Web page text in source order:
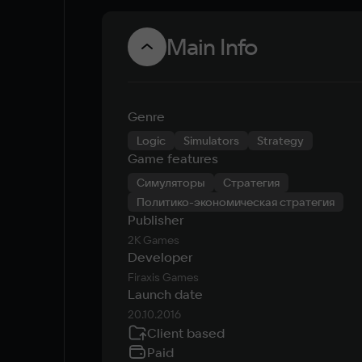
Main Info
Genre
Logic Simulators Strategy
Game features
Симуляторы
Стратегия
Политико-экономическая стратегия
Publisher
2K Games
Developer
Firaxis Games
Launch date
20.10.2016
Client based
Paid